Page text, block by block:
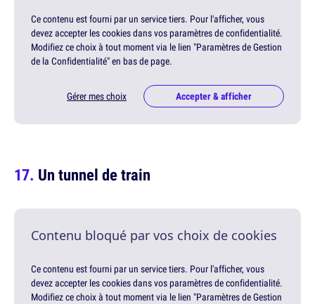
Ce contenu est fourni par un service tiers. Pour l'afficher, vous
devez accepter les cookies dans vos paramètres de confidentialité.
Modifiez ce choix à tout moment via le lien "Paramètres de Gestion
de la Confidentialité" en bas de page.
Gérer mes choix Accepter & afficher
Un tunnel de train
Contenu bloqué par vos choix de cookies
Ce contenu est fourni par un service tiers. Pour l'afficher, vous
devez accepter les cookies dans vos paramètres de confidentialité.
Modifiez ce choix à tout moment via le lien "Paramètres de Gestion